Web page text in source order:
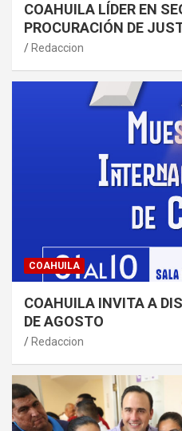
COAHUILA LÍDER EN
PROCURACIÓN DE
Redaccion
COAHUILA
COAHUILA INVITA A
DE AGOSTO
Redaccion